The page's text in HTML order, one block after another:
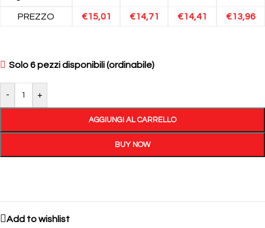
PREZZO €15,01 €14,71 €14,41 €13,96
Solo 6 pezzi disponibili (ordinabile)
- +
AGGIUNGI AL CARRELLO
BUY NOW
Add to wishlist